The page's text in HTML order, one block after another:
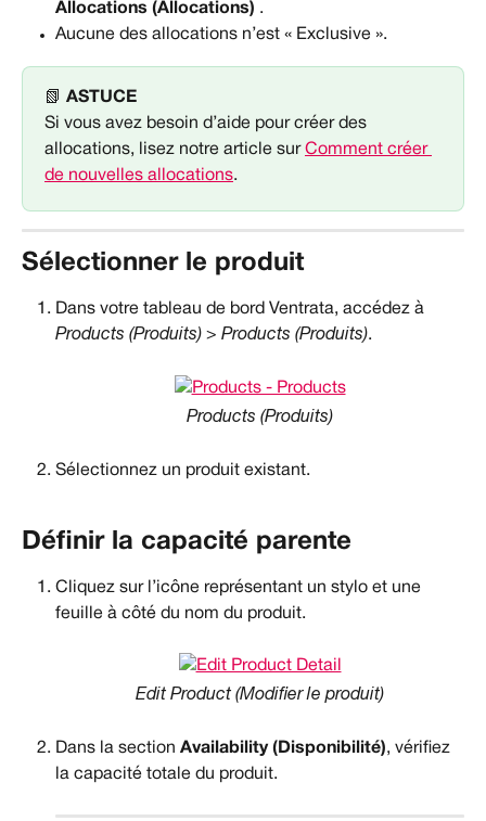
Allocations (Allocations) .
Aucune des allocations n’est « Exclusive ».
📗 ASTUCE
Si vous avez besoin d’aide pour créer des
allocations, lisez notre article sur Comment créer
de nouvelles allocations.
Sélectionner le produit
Dans votre tableau de bord Ventrata, accédez à
Products (Produits) > Products (Produits).
Products (Produits)
Sélectionnez un produit existant.
Définir la capacité parente
Cliquez sur l’icône représentant un stylo et une
feuille à côté du nom du produit.
Edit Product (Modifier le produit)
Dans la section Availability (Disponibilité), vérifiez
la capacité totale du produit.